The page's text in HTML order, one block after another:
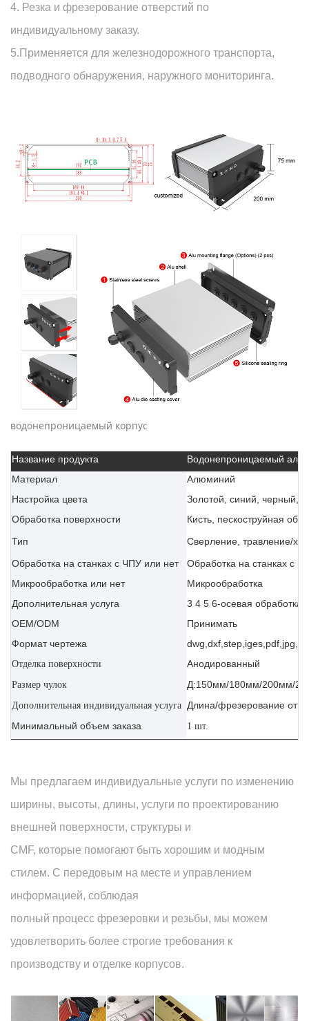
4. Резка и фрезерование отверстий по
индивидуальному заказу.
5.Применяется для железнодорожного транспорта,
подводного обнаружения, наружного мониторинга.
водонепроницаемый корпус
Название продукта
Водонепроницаемый
Материал
Алюминий
Настройка цвета
Золотой, синий, черный,
Обработка поверхности
Кисть, пескоструйная
Тип
Сверление, травление/
Обработка на станках с ЧПУ или нет
Обработка на станках с
Микрообработка или нет
Микрообработка
Дополнительная услуга
3 4 5 6-осевая обработка
OEM/ODM
Принимать
Формат чертежа
Отделка поверхности Анодированный
Размер чулок Д:150мм/180мм/200мм/
Дополнительная индивидуальная услуга Длина/фрезерование
Минимальный объем заказа
1 шт.
Мы предлагаем индивидуальные услуги по изменению
ширины, высоты, длины, услуги по проектированию
внешней поверхности, структуры и
CMF, которые помогают быть хорошим и модным
стилем. С передовым на месте и управлением
информацией, соблюдая
полный процесс фрезеровки и резьбы, мы можем
удовлетворить более строгие требования к
производству и отделке корпусов.